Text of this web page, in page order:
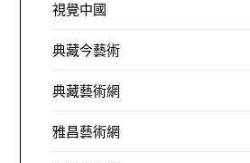
視覺中國
典藏今藝術
典藏藝術網
雅昌藝術網